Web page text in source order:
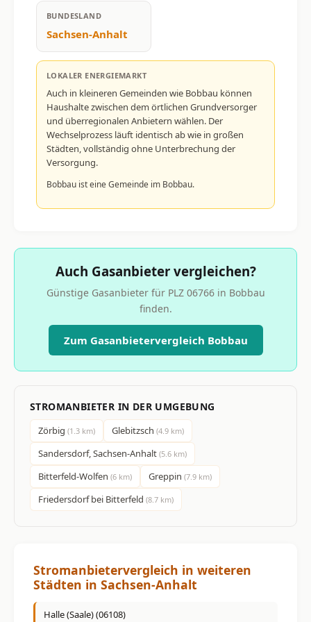
BUNDESLAND
Sachsen-Anhalt
LOKALER ENERGIEMARKT
Auch in kleineren Gemeinden wie Bobbau können
Haushalte zwischen dem örtlichen Grundversorger
und überregionalen Anbietern wählen. Der
Wechselprozess läuft identisch ab wie in großen
Städten, vollständig ohne Unterbrechung der
Versorgung.
Bobbau ist eine Gemeinde im Bobbau.
Auch Gasanbieter vergleichen?
Günstige Gasanbieter für PLZ 06766 in Bobbau
finden.
Zum Gasanbietervergleich Bobbau
STROMANBIETER IN DER UMGEBUNG
Zörbig (1.3 km) Glebitzsch (4.9 km)
Sandersdorf, Sachsen-Anhalt (5.6 km)
Bitterfeld-Wolfen (6 km) Greppin (7.9 km)
Friedersdorf bei Bitterfeld (8.7 km)
Stromanbietervergleich in weiteren
Städten in Sachsen-Anhalt
Halle (Saale) (06108)